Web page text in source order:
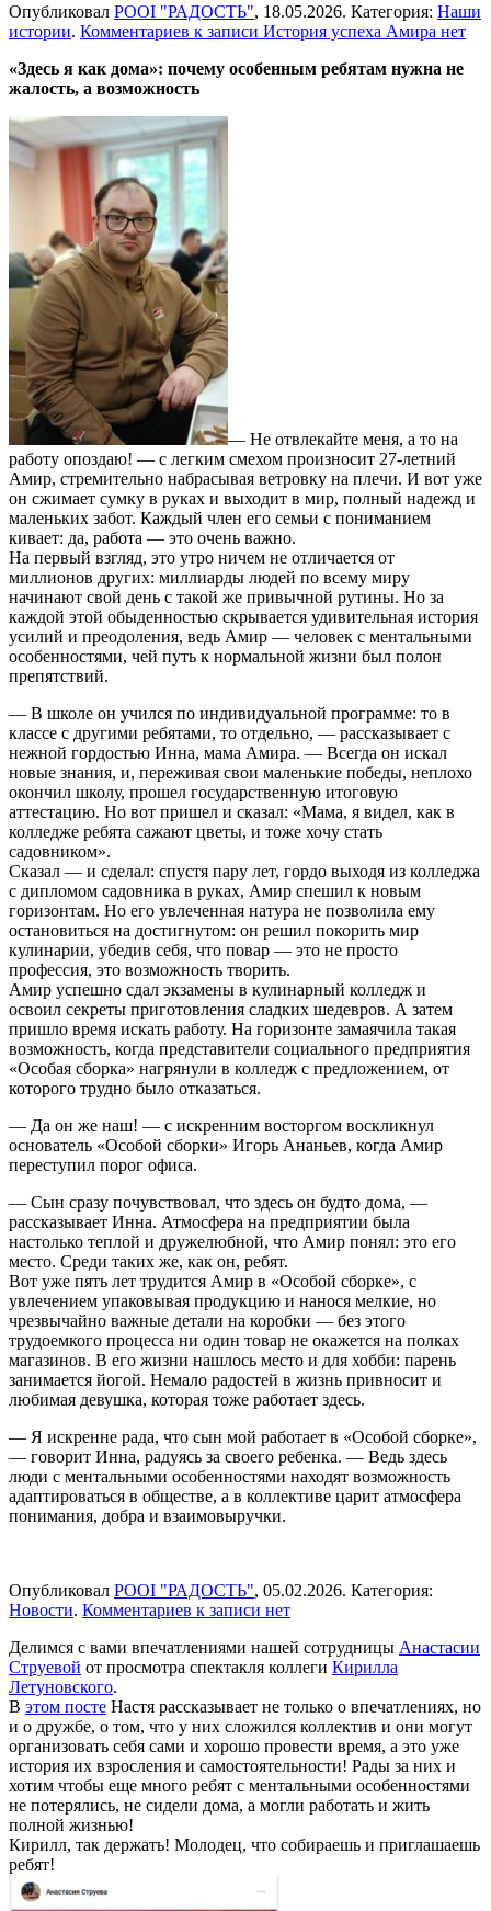
Опубликовал РООІ "РАДОСТЬ", 18.05.2026. Категория: Наши
истории. Комментариев к записи История успеха Амира нет
«Здесь я как дома»: почему особенным ребятам нужна не
жалость, а возможность
— Не отвлекайте меня, а то на
работу опоздаю! — с легким смехом произносит 27-летний
Амир, стремительно набрасывая ветровку на плечи. И вот уже
он сжимает сумку в руках и выходит в мир, полный надежд и
маленьких забот. Каждый член его семьи с пониманием
кивает: да, работа — это очень важно.
На первый взгляд, это утро ничем не отличается от
миллионов других: миллиарды людей по всему миру
начинают свой день с такой же привычной рутины. Но за
каждой этой обыденностью скрывается удивительная история
усилий и преодоления, ведь Амир — человек с ментальными
особенностями, чей путь к нормальной жизни был полон
препятствий.
— В школе он учился по индивидуальной программе: то в
классе с другими ребятами, то отдельно, — рассказывает с
нежной гордостью Инна, мама Амира. — Всегда он искал
новые знания, и, переживая свои маленькие победы, неплохо
окончил школу, прошел государственную итоговую
аттестацию. Но вот пришел и сказал: «Мама, я видел, как в
колледже ребята сажают цветы, и тоже хочу стать
садовником».
Сказал — и сделал: спустя пару лет, гордо выходя из колледжа
с дипломом садовника в руках, Амир спешил к новым
горизонтам. Но его увлеченная натура не позволила ему
остановиться на достигнутом: он решил покорить мир
кулинарии, убедив себя, что повар — это не просто
профессия, это возможность творить.
Амир успешно сдал экзамены в кулинарный колледж и
освоил секреты приготовления сладких шедевров. А затем
пришло время искать работу. На горизонте замаячила такая
возможность, когда представители социального предприятия
«Особая сборка» нагрянули в колледж с предложением, от
которого трудно было отказаться.
— Да он же наш! — с искренним восторгом воскликнул
основатель «Особой сборки» Игорь Ананьев, когда Амир
переступил порог офиса.
— Сын сразу почувствовал, что здесь он будто дома, —
рассказывает Инна. Атмосфера на предприятии была
настолько теплой и дружелюбной, что Амир понял: это его
место. Среди таких же, как он, ребят.
Вот уже пять лет трудится Амир в «Особой сборке», с
увлечением упаковывая продукцию и нанося мелкие, но
чрезвычайно важные детали на коробки — без этого
трудоемкого процесса ни один товар не окажется на полках
магазинов. В его жизни нашлось место и для хобби: парень
занимается йогой. Немало радостей в жизнь привносит и
любимая девушка, которая тоже работает здесь.
— Я искренне рада, что сын мой работает в «Особой сборке»,
— говорит Инна, радуясь за своего ребенка. — Ведь здесь
люди с ментальными особенностями находят возможность
адаптироваться в обществе, а в коллективе царит атмосфера
понимания, добра и взаимовыручки.
Опубликовал РООІ "РАДОСТЬ", 05.02.2026. Категория:
Новости. Комментариев к записи нет
Делимся с вами впечатлениями нашей сотрудницы Анастасии
Струевой от просмотра спектакля коллеги Кирилла
Летуновского.
В этом посте Настя рассказывает не только о впечатлениях, но
и о дружбе, о том, что у них сложился коллектив и они могут
организовать себя сами и хорошо провести время, а это уже
история их взросления и самостоятельности! Рады за них и
хотим чтобы еще много ребят с ментальными особенностями
не потерялись, не сидели дома, а могли работать и жить
полной жизнью!
Кирилл, так держать! Молодец, что собираешь и приглашаешь
ребят!